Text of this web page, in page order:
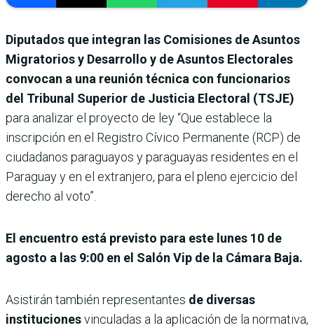
Diputados que integran las Comisiones de Asuntos
Migratorios y Desarrollo y de Asuntos Electorales
convocan a una reunión técnica con funcionarios
del Tribunal Superior de Justicia Electoral (TSJE)
para analizar el proyecto de ley “Que establece la
inscripción en el Registro Cívico Permanente (RCP) de
ciudadanos paraguayos y paraguayas residentes en el
Paraguay y en el extranjero, para el pleno ejercicio del
derecho al voto”.
El encuentro está previsto para este lunes 10 de
agosto a las 9:00 en el Salón Vip de la Cámara Baja.
Asistirán también representantes de diversas
institucionesvinculadas a la aplicación de la normativa,